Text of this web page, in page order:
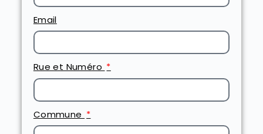
Email
Rue et Numéro
Commune